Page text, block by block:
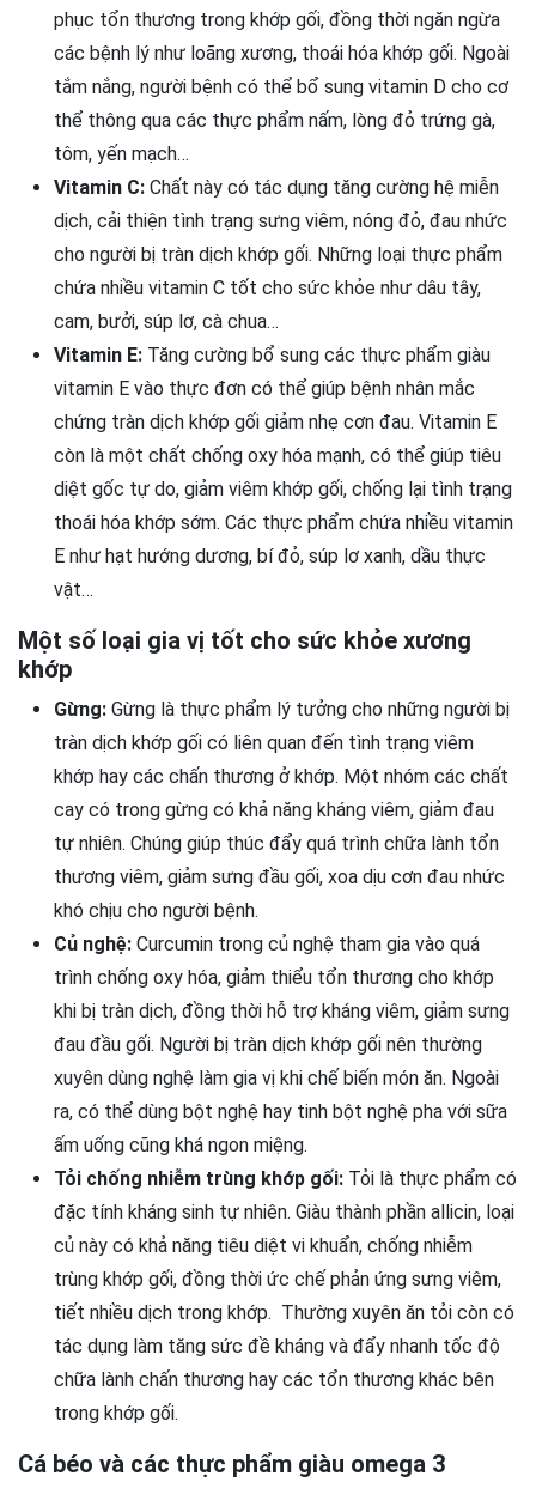
phục tổn thương trong khớp gối, đồng thời ngăn ngừa
các bệnh lý như loãng xương, thoái hóa khớp gối. Ngoài
tắm nắng, người bệnh có thể bổ sung vitamin D cho cơ
thể thông qua các thực phẩm nấm, lòng đỏ trứng gà,
tôm, yến mạch…
Vitamin C: Chất này có tác dụng tăng cường hệ miễn
dịch, cải thiện tình trạng sưng viêm, nóng đỏ, đau nhức
cho người bị tràn dịch khớp gối. Những loại thực phẩm
chứa nhiều vitamin C tốt cho sức khỏe như dâu tây,
cam, bưởi, súp lơ, cà chua…
Vitamin E: Tăng cường bổ sung các thực phẩm giàu
vitamin E vào thực đơn có thể giúp bệnh nhân mắc
chứng tràn dịch khớp gối giảm nhẹ cơn đau. Vitamin E
còn là một chất chống oxy hóa mạnh, có thể giúp tiêu
diệt gốc tự do, giảm viêm khớp gối, chống lại tình trạng
thoái hóa khớp sớm. Các thực phẩm chứa nhiều vitamin
E như hạt hướng dương, bí đỏ, súp lơ xanh, dầu thực
vật…
Một số loại gia vị tốt cho sức khỏe xương
khớp
Gừng: Gừng là thực phẩm lý tưởng cho những người bị
tràn dịch khớp gối có liên quan đến tình trạng viêm
khớp hay các chấn thương ở khớp. Một nhóm các chất
cay có trong gừng có khả năng kháng viêm, giảm đau
tự nhiên. Chúng giúp thúc đẩy quá trình chữa lành tổn
thương viêm, giảm sưng đầu gối, xoa dịu cơn đau nhức
khó chịu cho người bệnh.
Củ nghệ: Curcumin trong củ nghệ tham gia vào quá
trình chống oxy hóa, giảm thiểu tổn thương cho khớp
khi bị tràn dịch, đồng thời hỗ trợ kháng viêm, giảm sưng
đau đầu gối. Người bị tràn dịch khớp gối nên thường
xuyên dùng nghệ làm gia vị khi chế biến món ăn. Ngoài
ra, có thể dùng bột nghệ hay tinh bột nghệ pha với sữa
ấm uống cũng khá ngon miệng.
Tỏi chống nhiễm trùng khớp gối: Tỏi là thực phẩm có
đặc tính kháng sinh tự nhiên. Giàu thành phần allicin, loại
củ này có khả năng tiêu diệt vi khuẩn, chống nhiễm
trùng khớp gối, đồng thời ức chế phản ứng sưng viêm,
tiết nhiều dịch trong khớp. Thường xuyên ăn tỏi còn có
tác dụng làm tăng sức đề kháng và đẩy nhanh tốc độ
chữa lành chấn thương hay các tổn thương khác bên
trong khớp gối.
Cá béo và các thực phẩm giàu omega 3